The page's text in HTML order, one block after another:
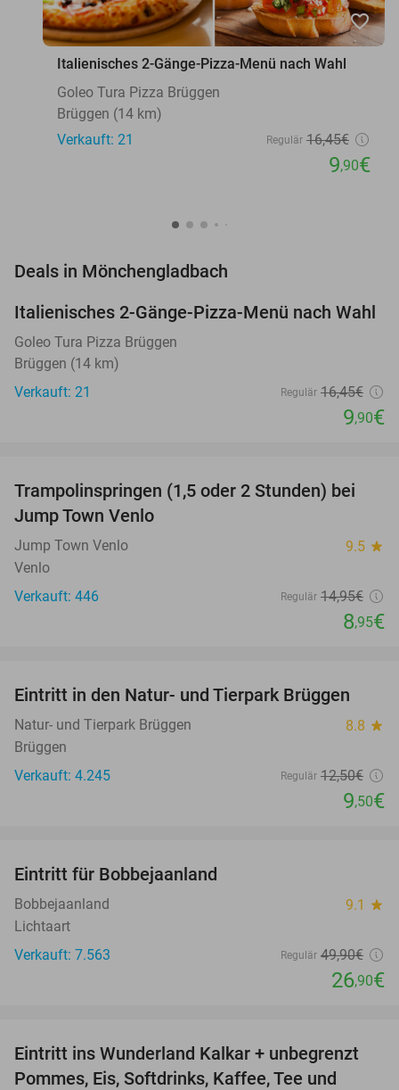
favorite_border
Italienisches 2-Gänge-Pizza-Menü nach Wahl
Goleo Tura Pizza Brüggen
Brüggen (14 km)
Verkauft: 21
Regulär 16,45€
9,90€
Deals in Mönchengladbach
40%
TODAY
Italienisches 2-Gänge-Pizza-Menü nach Wahl
Goleo Tura Pizza Brüggen
Brüggen (14 km)
Verkauft: 21
Regulär 16,45€
9,90€
40%
Trampolinspringen (1,5 oder 2 Stunden) bei
Jump Town Venlo
Jump Town Venlo 9.5 star
Venlo
Verkauft: 446
Regulär 14,95€
8,95€
24%
Eintritt in den Natur- und Tierpark Brüggen
Natur- und Tierpark Brüggen 8.8 star
Brüggen
Verkauft: 4.245
Regulär 12,50€
9,50€
Eintritt für Bobbejaanland
Bobbejaanland 9.1 star
Lichtaart
Verkauft: 7.563
Regulär 49,90€
26,90€
32%
Eintritt ins Wunderland Kalkar + unbegrenzt
Pommes, Eis, Softdrinks, Kaffee, Tee und